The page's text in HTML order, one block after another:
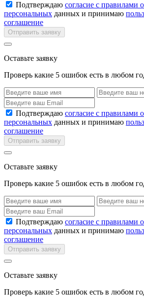
Подтверждаю согласие с правилами
персональных данных и принимаю
соглашение
Отправить заявку
Оставьте заявку
Проверь какие 5 ошибок есть в любом
Подтверждаю согласие с правилами
персональных данных и принимаю
соглашение
Отправить заявку
Оставьте заявку
Проверь какие 5 ошибок есть в любом
Подтверждаю согласие с правилами
персональных данных и принимаю
соглашение
Отправить заявку
Оставьте заявку
Проверь какие 5 ошибок есть в любом